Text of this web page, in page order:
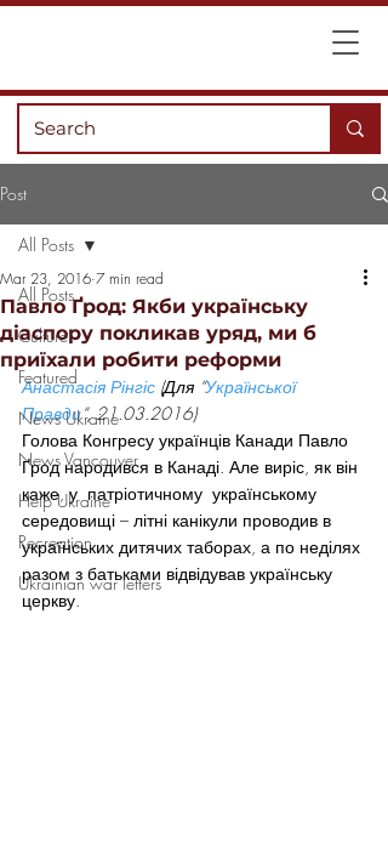
Post
All Posts
Culture
Featured
News Ukraine
News Vancouver
Help Ukraine
Recreation
Ukrainian war letters
All Posts
Павло Ґрод: Якби українську
діаспору покликав уряд, ми б
приїхали робити реформи
Mar 23, 2016 7 min read
Анастасія Рінгіс (Для “Української
Правди“, 21.03.2016)
Голова Конгресу українців Канади Павло
Ґрод народився в Канаді. Але виріс, як він
каже, у  патріотичному  українському
середовищі – літні канікули проводив в
українських дитячих таборах, а по неділях
разом з батьками відвідував українську
церкву.